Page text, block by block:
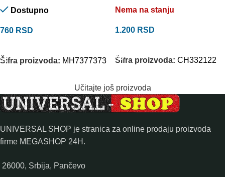
Dostupno
760 RSD
Šifra proizvoda: MH7377373
Nema na stanju
1.200 RSD
Šifra proizvoda: CH332122
Učitajte još proizvoda
UNIVERSAL SHOP je stranica za online prodaju proizvoda
firme MEGASHOP 24H.
26000, Srbija, Pančevo